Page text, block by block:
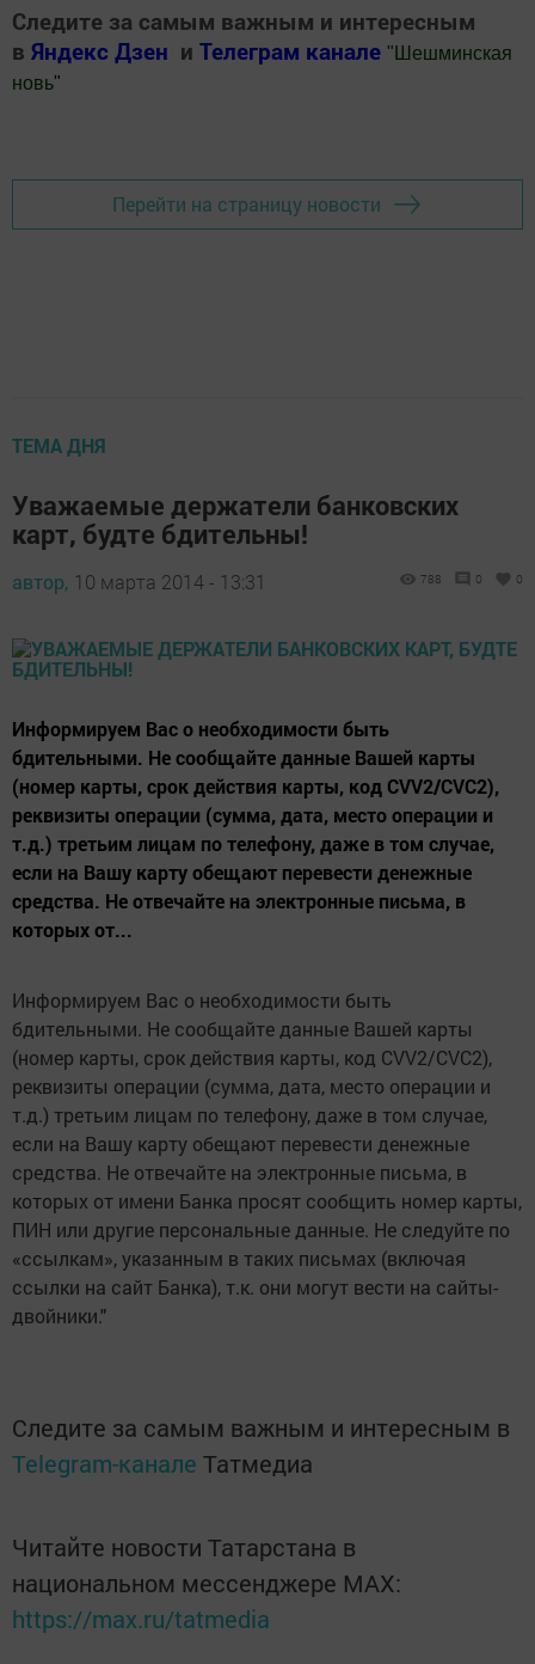
Следите за самым важным и интересным
в Яндекс Дзен и Телеграм канале " Шешминская
новь"
Перейти на страницу новости
ТЕМА ДНЯ
Уважаемые держатели банковских
карт, будте бдительны!
автор, 10 марта 2014 - 13:31 788 0 0
Информируем Вас о необходимости быть
бдительными. Не сообщайте данные Вашей карты
(номер карты, срок действия карты, код CVV2/CVC2),
реквизиты операции (сумма, дата, место операции и
т.д.) третьим лицам по телефону, даже в том случае,
если на Вашу карту обещают перевести денежные
средства. Не отвечайте на электронные письма, в
которых от...
Информируем Вас о необходимости быть
бдительными. Не сообщайте данные Вашей карты
(номер карты, срок действия карты, код CVV2/CVC2),
реквизиты операции (сумма, дата, место операции и
т.д.) третьим лицам по телефону, даже в том случае,
если на Вашу карту обещают перевести денежные
средства. Не отвечайте на электронные письма, в
которых от имени Банка просят сообщить номер карты,
ПИН или другие персональные данные. Не следуйте по
«ссылкам», указанным в таких письмах (включая
ссылки на сайт Банка), т.к. они могут вести на сайты-
двойники."
Следите за самым важным и интересным в
Telegram-канале Татмедиа
Читайте новости Татарстана в
национальном мессенджере MАХ:
https://max.ru/tatmedia